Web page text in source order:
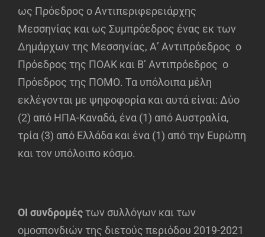
ως Πρόεδρος ο Αντιπεριφερειάρχης
Μεσσηνίας και ως Συμπρόεδρος ένας εκ των
Δημάρχων της Μεσσηνίας, Α’ Αντιπρόεδρος ο
Πρόεδρος της ΠΟΑΚ και Β’ Αντιπρόεδρος ο
Πρόεδρος της ΠΟΜΟ. Τα υπόλοιπα μέλη
εκλέγονται με ψηφοφορία και αυτά είναι: Δύο
(2) από ΗΠΑ-Καναδά, ένα (1) από Αυστραλία,
τρία (3) από Ελλάδα και ένα (1) από την Ευρώπη
και τον υπόλοιπο κόσμο.
ΟΙ συνδρομέςτων συλλόγων και των
ομοσπονδιών της διετούς περιόδου 2019-2021